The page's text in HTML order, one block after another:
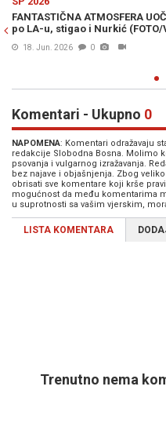
Bh. navijači su svuda
Komentari - Ukupno 0
NAPOMENA: Komentari odražavaju
redakcije Slobodna Bosna. Molimo
psovanja i vulgarnog izražavanja.
bez najave i objašnjenja. Zbog
obrisati sve komentare koji krše
mogućnost da među komentarima
u suprotnosti sa vašim vjerskim,
LISTA KOMENTARA
Trenutno nema